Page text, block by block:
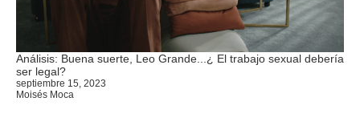
Análisis: Buena suerte, Leo Grande...¿ El trabajo sexual debería
ser legal?
septiembre 15, 2023
Moisés Moca